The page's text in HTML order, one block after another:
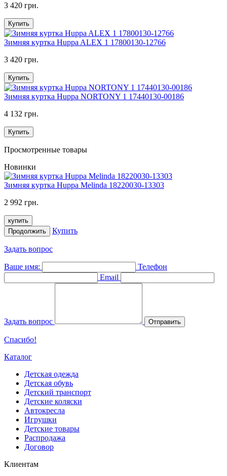
3 420 грн.
Купить
Зимняя куртка Huppa ALEX 1 17800130-12766
3 420 грн.
Купить
Зимняя куртка Huppa NORTONY 1 17440130-00186
4 132 грн.
Купить
Просмотренные товары
Новинки
Зимняя куртка Huppa Melinda 18220030-13303
2 992 грн.
купить
Продолжить
Купить
Задать вопрос
Ваше имя:
Телефон
Email
Задать вопрос Отправить
Спасибо!
Каталог
Детская одежда
Детская обувь
Детский транспорт
Детские коляски
Автокресла
Игрушки
Детские товары
Распродажа
Договор
Клиентам